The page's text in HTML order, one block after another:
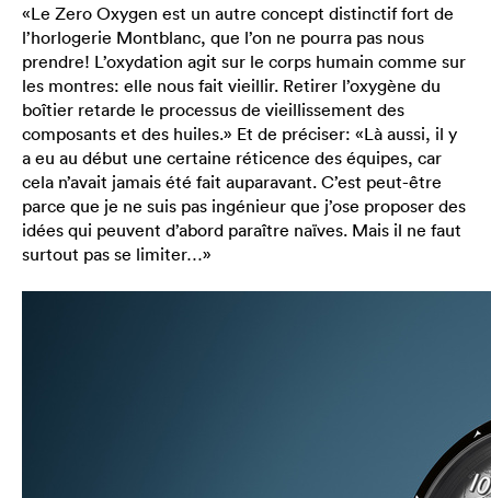
«Le Zero Oxygen est un autre concept distinctif fort de
l’horlogerie Montblanc, que l’on ne pourra pas nous
prendre! L’oxydation agit sur le corps humain comme sur
les montres: elle nous fait vieillir. Retirer l’oxygène du
boîtier retarde le processus de vieillissement des
composants et des huiles.» Et de préciser: «Là aussi, il y
a eu au début une certaine réticence des équipes, car
cela n’avait jamais été fait auparavant. C’est peut-être
parce que je ne suis pas ingénieur que j’ose proposer des
idées qui peuvent d’abord paraître naïves. Mais il ne faut
surtout pas se limiter…»